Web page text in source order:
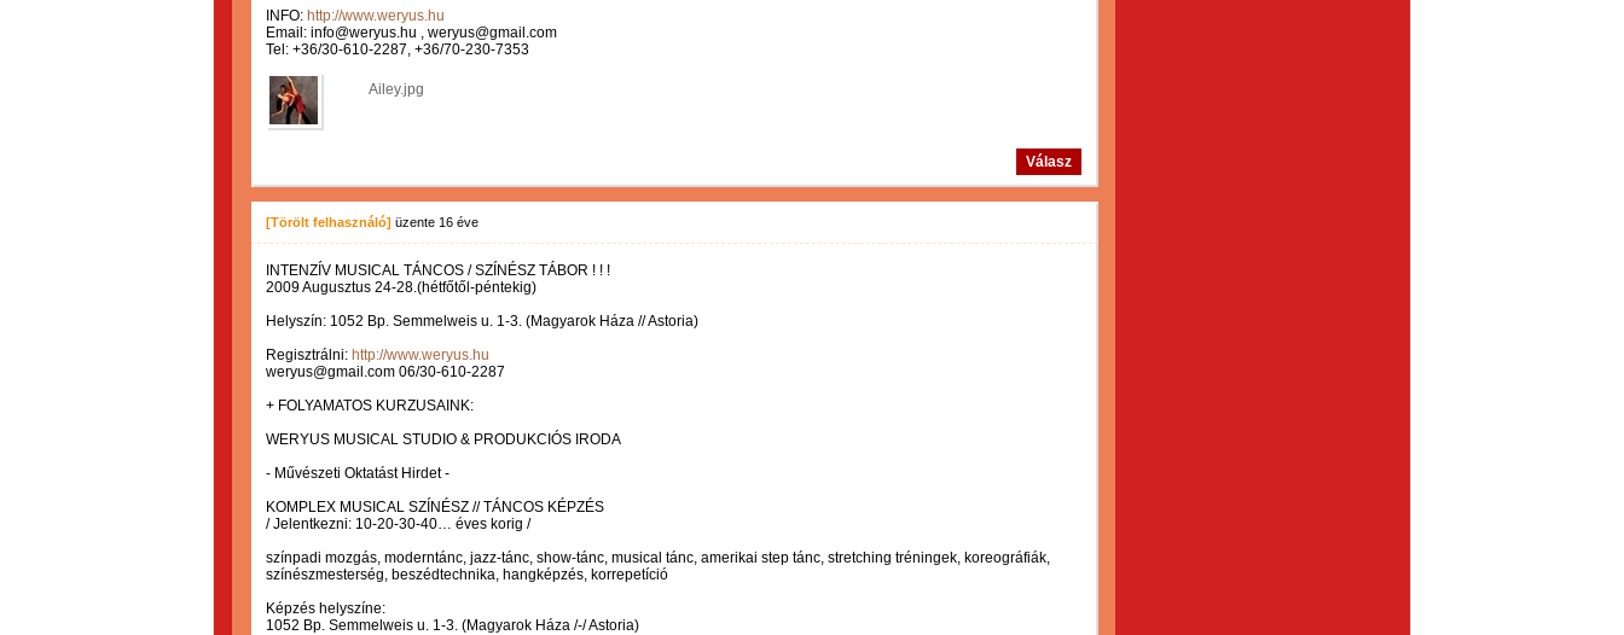
INFO: http://www.weryus.hu
Email: info@weryus.hu , weryus@gmail.com
Tel: +36/30-610-2287, +36/70-230-7353
Ailey.jpg
Válasz
[Törölt felhasználó] üzente 16 éve
INTENZÍV MUSICAL TÁNCOS / SZÍNÉSZ TÁBOR ! ! !
2009 Augusztus 24-28.(hétfőtől-péntekig)
Helyszín: 1052 Bp. Semmelweis u. 1-3. (Magyarok Háza // Astoria)
Regisztrálni: http://www.weryus.hu
weryus@gmail.com 06/30-610-2287
+ FOLYAMATOS KURZUSAINK:
WERYUS MUSICAL STUDIO & PRODUKCIÓS IRODA
- Művészeti Oktatást Hirdet -
KOMPLEX MUSICAL SZÍNÉSZ // TÁNCOS KÉPZÉS
/ Jelentkezni: 10-20-30-40… éves korig /
színpadi mozgás, moderntánc, jazz-tánc, show-tánc, musical tánc, amerikai step tánc, stretching tréningek, koreográfiák,
színészmesterség, beszédtechnika, hangképzés, korrepetíció
Képzés helyszíne:
1052 Bp. Semmelweis u. 1-3. (Magyarok Háza /-/ Astoria)